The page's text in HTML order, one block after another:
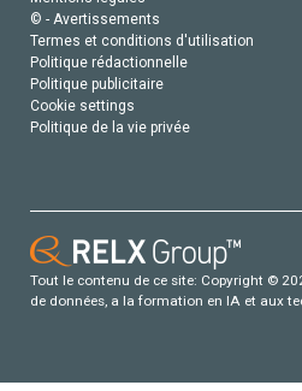
© - Avertissements
Termes et conditions d'utilisation
Politique rédactionnelle
Politique publicitaire
Cookie settings
Politique de la vie privée
Tout le contenu de ce site: Copyright ©
de données, a la formation en IA et aux